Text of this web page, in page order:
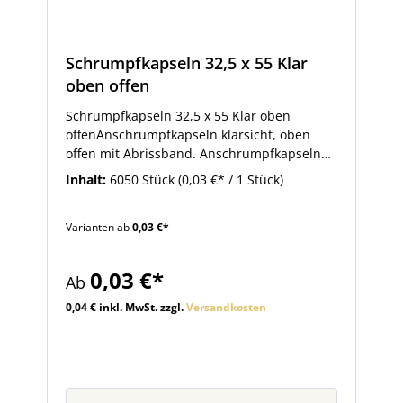
Schrumpfkapseln 32,5 x 55 Klar
oben offen
Schrumpfkapseln 32,5 x 55 Klar oben
offenAnschrumpfkapseln klarsicht, oben
offen mit Abrissband. Anschrumpfkapseln
werden als Originalitätsverschluss
Inhalt: 6050 Stück (0,03 €* / 1 Stück)
Varianten ab0,03 €*
Ab 0,03 €*
0,04 € inkl. MwSt. zzgl.Versandkosten